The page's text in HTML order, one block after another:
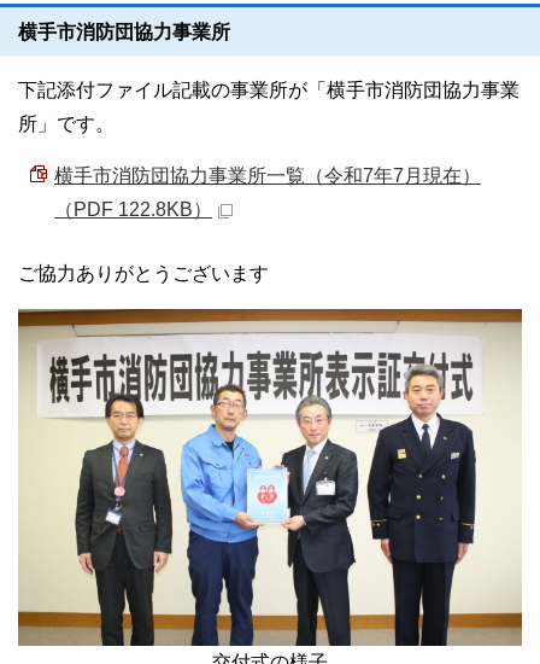
横手市消防団協力事業所
下記添付ファイル記載の事業所が「横手市消防団協力事業
所」です。
横手市消防団協力事業所一覧（令和7年7月現在）
（PDF 122.8KB）
ご協力ありがとうございます